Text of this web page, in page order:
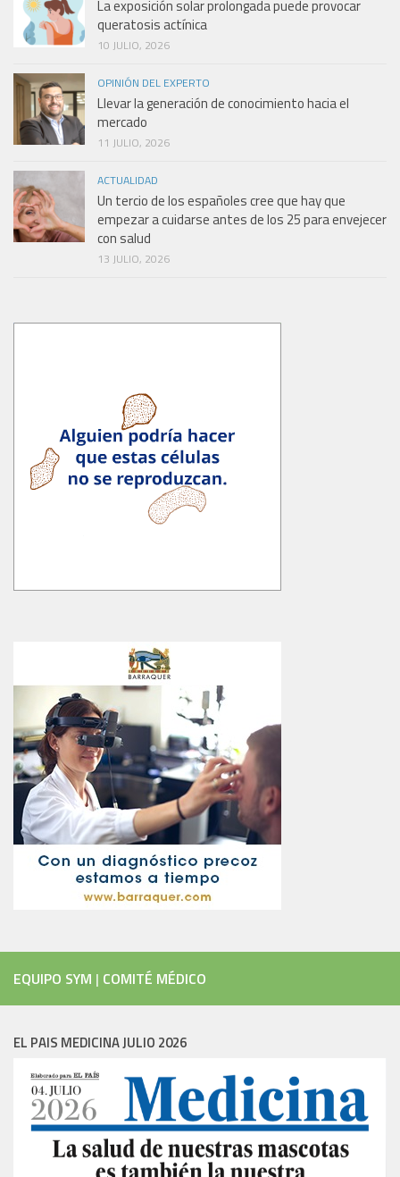
La exposición solar prolongada puede provocar
queratosis actínica
10 JULIO, 2026
OPINIÓN DEL EXPERTO
Llevar la generación de conocimiento hacia el
mercado
11 JULIO, 2026
ACTUALIDAD
Un tercio de los españoles cree que hay que
empezar a cuidarse antes de los 25 para envejecer
con salud
13 JULIO, 2026
EQUIPO SYM | COMITÉ MÉDICO
EL PAIS MEDICINA JULIO 2026